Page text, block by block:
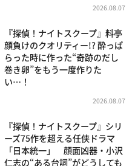
2026.08.07
『探偵！ナイトスクープ』料亭
顔負けのクオリティー!? 酔っぱ
らった時に作った“奇跡のだし
巻き卵”をもう一度作りた
い…！
2026.08.07
『探偵！ナイトスクープ』シリ
ーズ75作を超える任侠ドラマ
「日本統一」 顔面凶器・小沢
仁志の“ある台詞”がどうしても